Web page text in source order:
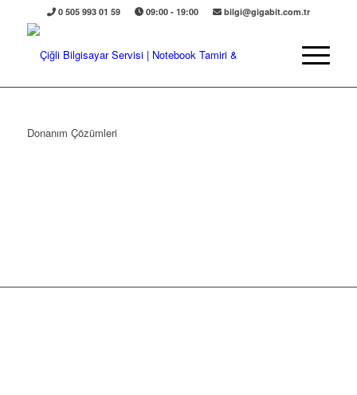
0 505 993 01 59 09:00 - 19:00 bilgi@gigabit.com.tr
Donanım Çözümleri